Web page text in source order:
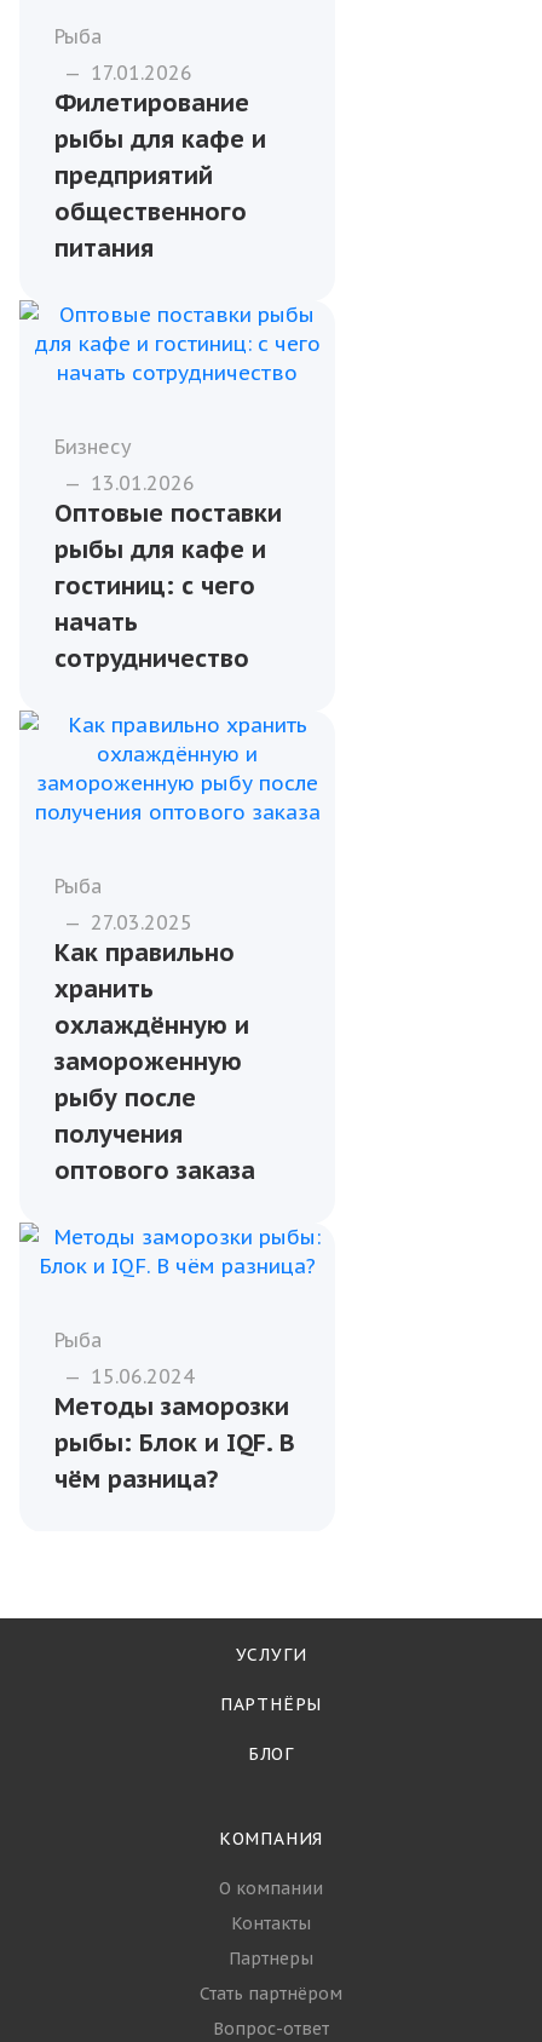
Рыба
— 17.01.2026
Филетирование
рыбы для кафе и
предприятий
общественного
питания
Бизнесу
— 13.01.2026
Оптовые поставки
рыбы для кафе и
гостиниц: с чего
начать
сотрудничество
Рыба
— 27.03.2025
Как правильно
хранить
охлаждённую и
замороженную
рыбу после
получения
оптового заказа
Рыба
— 15.06.2024
Методы заморозки
рыбы: Блок и IQF. В
чём разница?
УСЛУГИ
ПАРТНЁРЫ
БЛОГ
КОМПАНИЯ
О компании
Контакты
Партнеры
Стать партнёром
Вопрос-ответ